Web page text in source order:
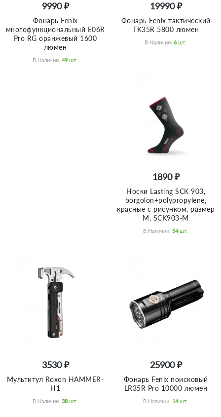
9990 ₽
Фонарь Fenix
многофункциональный E06R
Pro RG оранжевый 1600
люмен
В Наличии: 49 Шт.
19990 ₽
Фонарь Fenix тактический
TK35R 5800 люмен
В Наличии: 6 Шт.
1890 ₽
Носки Lasting SCK 903,
borgolon+polypropylene,
красные c рисунком, размер
M, SCK903-M
В Наличии: 54 Шт.
3530 ₽
Мультитул Roxon HAMMER-
H1
В Наличии: 38 Шт.
25900 ₽
Фонарь Fenix поисковый
LR35R Pro 10000 люмен
В Наличии: 14 Шт.